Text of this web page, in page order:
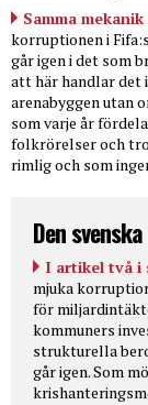
Samma
korruptionen i
går igen i det som
att här handlar det
arenabyggen utan
som varje år
folkrörelser och
rimlig och som
Den
I artikel två i
mjuka
för
kommuners
strukturella
går igen. Som